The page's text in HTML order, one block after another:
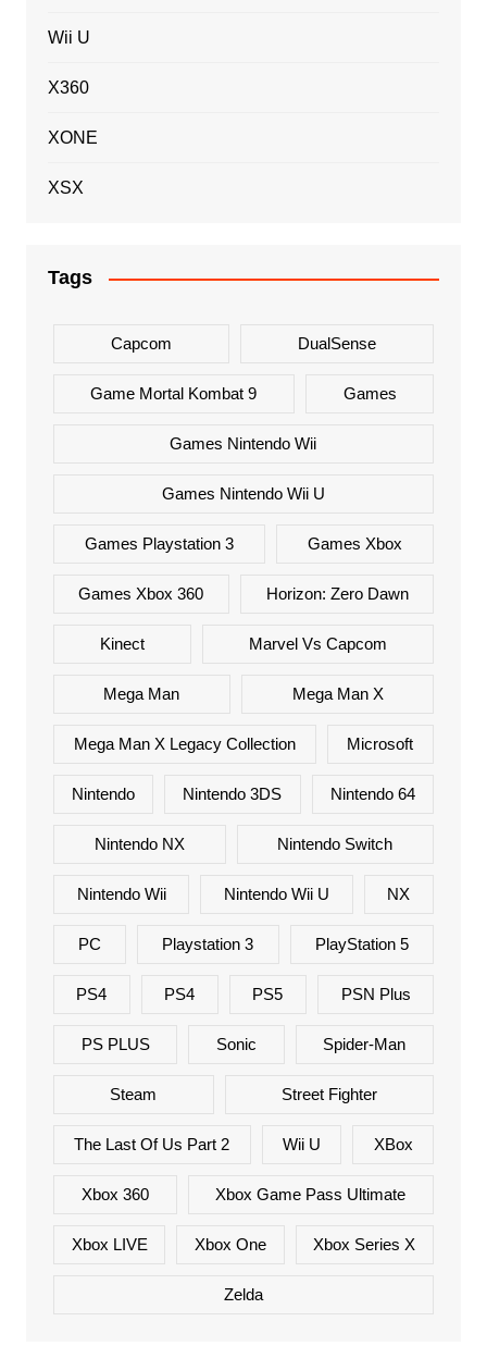
Wii U
X360
XONE
XSX
Tags
Capcom DualSense
Game Mortal Kombat 9 Games
Games Nintendo Wii
Games Nintendo Wii U
Games Playstation 3 Games Xbox
Games Xbox 360 Horizon: Zero Dawn
Kinect Marvel Vs Capcom
Mega Man Mega Man X
Mega Man X Legacy Collection Microsoft
Nintendo Nintendo 3DS Nintendo 64
Nintendo NX Nintendo Switch
Nintendo Wii Nintendo Wii U NX
PC Playstation 3 PlayStation 5
PS4 PS4 PS5 PSN Plus
PS PLUS Sonic Spider-Man
Steam Street Fighter
The Last Of Us Part 2 Wii U XBox
Xbox 360 Xbox Game Pass Ultimate
Xbox LIVE Xbox One Xbox Series X
Zelda